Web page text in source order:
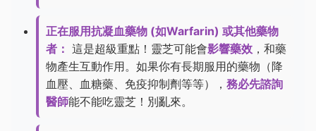
正在服用抗凝血藥物 (如Warfarin) 或其他藥物
者： 這是超級重點！靈芝可能會影響藥效 ，和藥
物產生互動作用。如果你有長期服用的藥物（降
血壓、血糖藥、免疫抑制劑等等）， 務必先諮詢
醫師能不能吃靈芝！別亂來。